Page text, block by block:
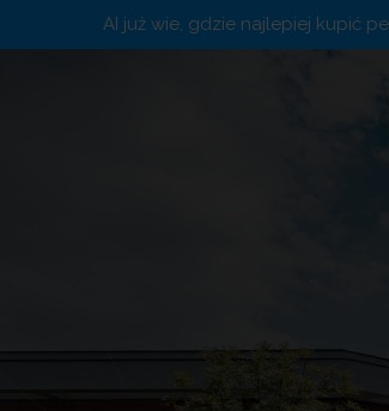
AI już wie, gdzie najlepiej kupić